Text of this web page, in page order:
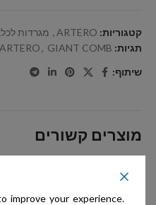
קטגוריות: ARTERO
, מגרדות
תגיות:
ARTERO, GIANT COMB
שיתוף:
מוצרים קשורים
מבצע
improve your experience.